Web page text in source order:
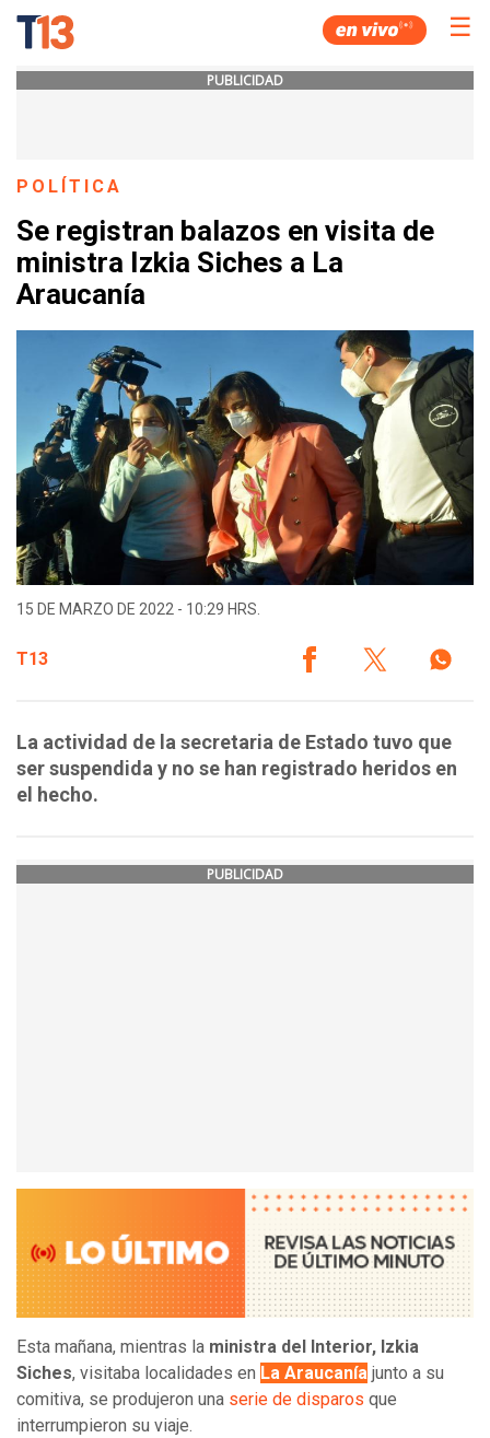
☰
PUBLICIDAD
POLÍTICA
Se registran balazos en visita de
ministra Izkia Siches a La
Araucanía
15 DE MARZO DE 2022 - 10:29 HRS.
T13
La actividad de la secretaria de Estado tuvo que
ser suspendida y no se han registrado heridos en
el hecho.
PUBLICIDAD
Esta mañana, mientras la ministra del Interior, Izkia
Siches, visitaba localidades en La Araucanía junto a su
comitiva, se produjeron una serie de disparos que
interrumpieron su viaje.